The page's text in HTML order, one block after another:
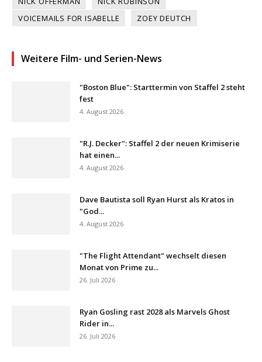
VOICEMAILS FOR ISABELLE
ZOEY DEUTCH
Weitere Film- und Serien-News
"Boston Blue": Starttermin von Staffel 2 steht
fest
4. August 2026
"R.J. Decker": Staffel 2 der neuen Krimiserie
hat einen...
4. August 2026
Dave Bautista soll Ryan Hurst als Kratos in
"God...
4. August 2026
"The Flight Attendant" wechselt diesen
Monat von Prime zu...
26. Juli 2026
Ryan Gosling rast 2028 als Marvels Ghost
Rider in...
26. Juli 2026